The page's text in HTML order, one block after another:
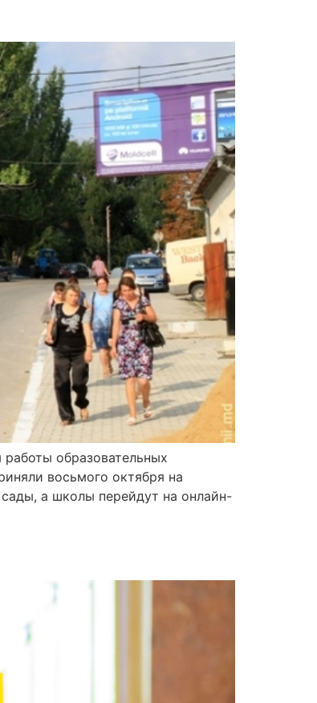
образовательных
восьмого октября на
а школы перейдут на онлайн-